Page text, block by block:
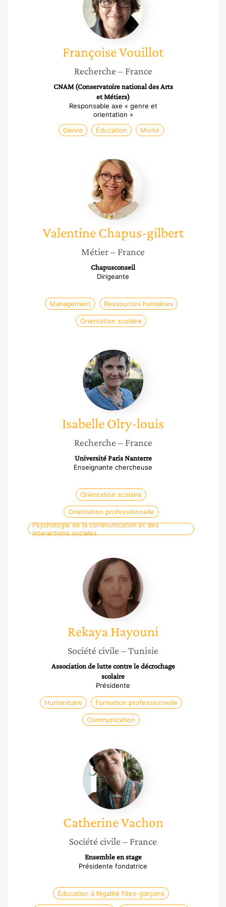
FrançoiseVouillot
Recherche – France
CNAM (Conservatoire national des Arts
et Métiers)
Responsable axe « genre et
orientation »
Genre
Éducation Mixité
Valentine
Chapus-
gilbert
Valentine Chapus-gilbert
Métier– France
Chapusconseil
Dirigeante
Management Ressources humaines
Orientation scolaire
Isabelle
Olry-
louis
IsabelleOlry-louis
Recherche – France
Université Paris Nanterre
Enseignante chercheuse
Orientation scolaire
Orientation professionnelle
Psychologie de la communication et des
interactions sociales
Rekaya
Hayouni
RekayaHayouni
Société civile – Tunisie
Association de lutte contre le décrochage
scolaire
Présidente
Humanitaire Formation professionnelle
Communication
Catherine
Vachon
CatherineVachon
Société civile – France
Ensemble en stage
Présidente fondatrice
Éducation à l’égalité filles-garçons